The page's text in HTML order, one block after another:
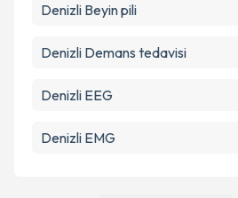
Denizli Beyin pili
Denizli Demans tedavisi
Denizli EEG
Denizli EMG